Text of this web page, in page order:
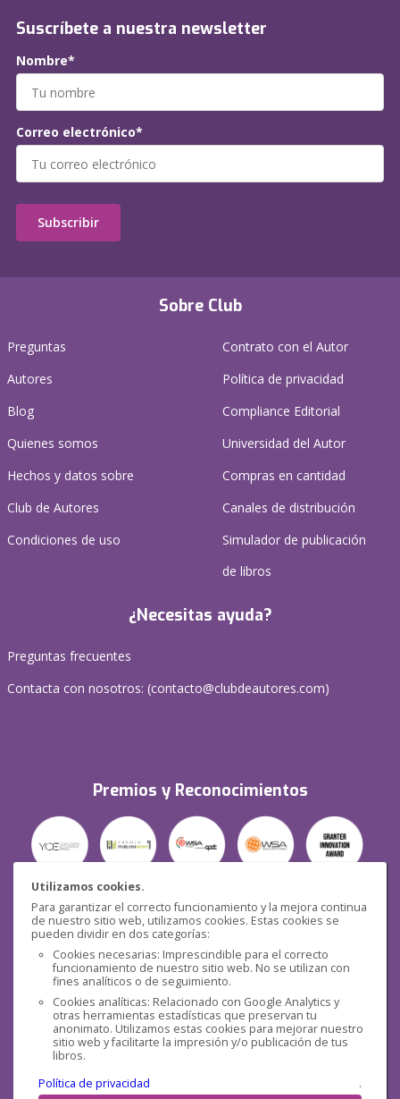
Utilizamos cookies.
Para garantizar el correcto funcionamiento y la mejora continua
de nuestro sitio web, utilizamos cookies. Estas cookies se
pueden dividir en dos categorías:
Cookies necesarias: Imprescindible para el correcto
funcionamiento de nuestro sitio web. No se utilizan con
fines analíticos o de seguimiento.
Cookies analíticas: Relacionado con Google Analytics y
otras herramientas estadísticas que preservan tu
anonimato. Utilizamos estas cookies para mejorar nuestro
sitio web y facilitarte la impresión y/o publicación de tus
libros.
Política de privacidad
.
Sobre Club
Preguntas
Autores
Blog
Quienes somos
Hechos y datos sobre
Club de Autores
Condiciones de uso
Contrato con el Autor
Política de privacidad
Compliance Editorial
Universidad del Autor
Compras en cantidad
Canales de distribución
Simulador de publicación
de libros
¿Necesitas ayuda?
Preguntas frecuentes
Contacta con nosotros: (contacto@clubdeautores.com)
Premios y Reconocimientos
Seguridad
Redes sociales
Suscríbete a nuestra newsletter
Nombre*
Correo electrónico*
Subscribir